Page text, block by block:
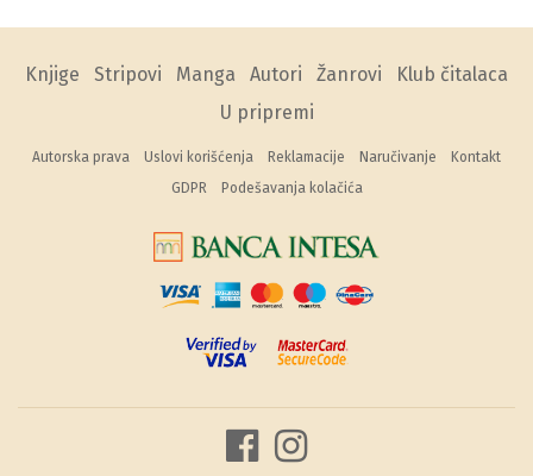
Knjige Stripovi Manga Autori Žanrovi
Klub čitalaca
U pripremi
Autorska prava Uslovi korišćenja Reklamacije Naručivanje
Kontakt
GDPR
Podešavanja kolačića